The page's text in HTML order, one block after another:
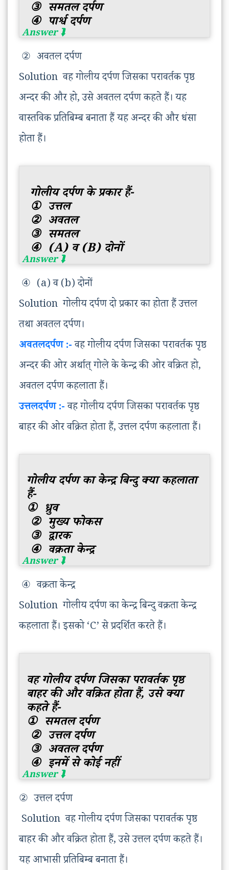
③ समतल दर्पण
④ पार्श्व दर्पण
② अवतल दर्पण
Solution वह गोलीय दर्पण जिसका परावर्तक पृष्ठ
अन्दर की और हो, उसे अवतल दर्पण कहते हैं। यह
वास्तविक प्रतिबिम्ब बनाता हैं यह अन्दर की और धंसा
होता हैं।
गोलीय दर्पण के प्रकार हैं-
① उत्तल
② अवतल
③ समतल
④ (a) व (b) दोनों
④ (a) व (b) दोनों
Solution गोलीय दर्पण दो प्रकार का होता हैं उत्तल
तथा अवतल दर्पण।
अवतलदर्पण :-वह गोलीय दर्पण जिसका परावर्तक पृष्ठ
अन्दर की ओर अर्थात् गोले के केन्द्र की ओर वक्रित हो,
अवतल दर्पण कहलाता हैं।
उत्तलदर्पण :-वह गोलीय दर्पण जिसका परावर्तक पृष्ठ
बाहर की ओर वक्रित होता हैं, उत्तल दर्पण कहलाता हैं।
गोलीय दर्पण का केन्द्र बिन्दु क्या कहलाता
हैं-
① ध्रुव
② मुख्य फोकस
③ द्वारक
④ वक्रता केन्द्र
④ वक्रता केन्द्र
Solution गोलीय दर्पण का केन्द्र बिन्दु वक्रता केन्द्र
कहलाता हैं। इसको ‘C’ से प्रदर्शित करते हैं।
वह गोलीय दर्पण जिसका परावर्तक पृष्ठ
बाहर की और वक्रित होता हैं, उसे क्या
कहते हैं-
① समतल दर्पण
② उत्तल दर्पण
③ अवतल दर्पण
④ इनमें से कोई नहीं
② उत्तल दर्पण
Solution वह गोलीय दर्पण जिसका परावर्तक पृष्ठ
बाहर की और वक्रित होता हैं, उसे उत्तल दर्पण कहते हैं।
यह आभासी प्रतिबिम्ब बनाता हैं।